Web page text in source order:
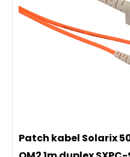
Patch kabel Solarix